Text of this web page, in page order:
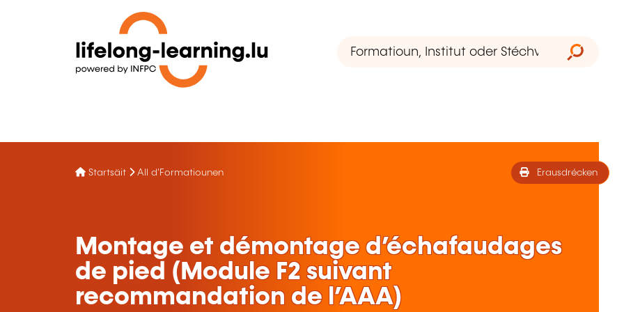
Startsäit All d'Formatiounen Erausdrécken
Montage et démontage d’échafaudages
de pied (Module F2 suivant
recommandation de l’AAA)